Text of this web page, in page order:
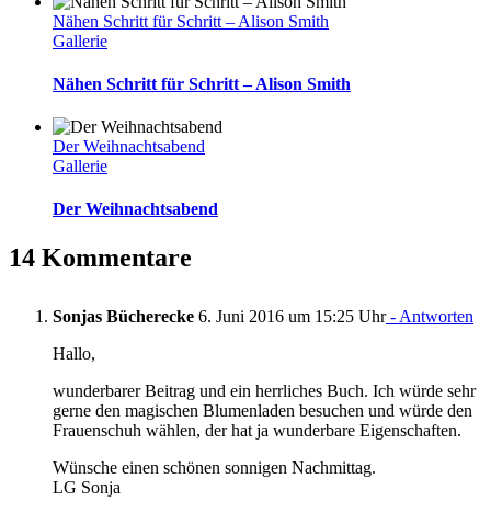
Nähen Schritt für Schritt – Alison Smith
Gallerie
Nähen Schritt für Schritt – Alison Smith
Der Weihnachtsabend
Gallerie
Der Weihnachtsabend
14 Kommentare
Sonjas Bücherecke 6. Juni 2016 um 15:25 Uhr- Antworten
Hallo,
wunderbarer Beitrag und ein herrliches Buch. Ich würde sehr
gerne den magischen Blumenladen besuchen und würde den
Frauenschuh wählen, der hat ja wunderbare Eigenschaften.
Wünsche einen schönen sonnigen Nachmittag.
LG Sonja